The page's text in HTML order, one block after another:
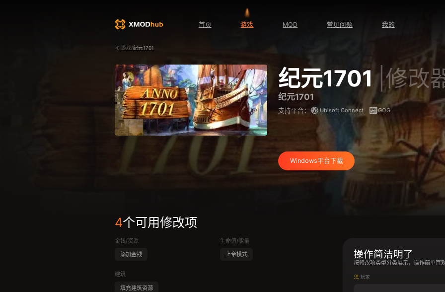
首页 游戏 MOD 常见问题 我的
游戏/纪元1701
纪元1701 |修改
纪元1701
支持平台： Ubisoft Connect GOG
Windows平台下载
4个可用修改项
金钱/资源
添加金钱
建筑
填充建筑资源
生命值/能量
上帝模式
操作简洁明了
按修改项类型分类展示，操作简单直